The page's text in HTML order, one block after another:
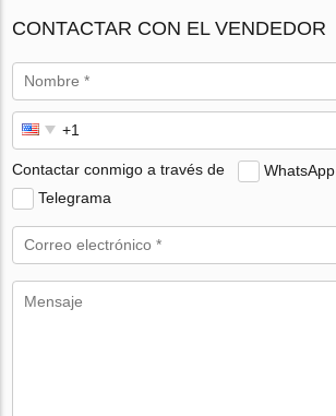
CONTACTAR CON EL VENDEDOR
Contactar conmigo a través de WhatsApp
Telegrama